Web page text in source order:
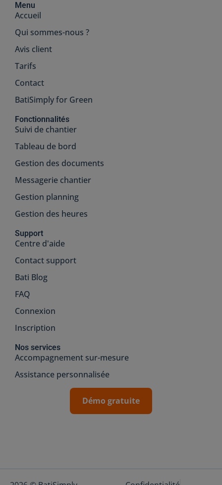
Menu
Accueil
Qui sommes-nous ?
Avis client
Tarifs
Contact
BatiSimply for Green
Fonctionnalités
Suivi de chantier
Tableau de bord
Gestion des documents
Messagerie chantier
Gestion planning
Gestion des heures
Support
Centre d'aide
Contact support
Bati Blog
FAQ
Connexion
Inscription
Nos services
Accompagnement sur-mesure
Assistance personnalisée
Démo gratuite